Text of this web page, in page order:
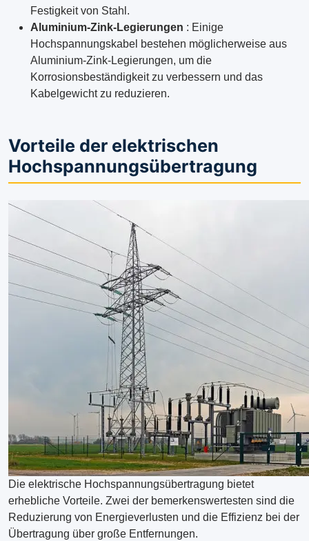
Festigkeit von Stahl.
Aluminium-Zink-Legierungen : Einige
Hochspannungskabel bestehen möglicherweise aus
Aluminium-Zink-Legierungen, um die
Korrosionsbeständigkeit zu verbessern und das
Kabelgewicht zu reduzieren.
Vorteile der elektrischen
Hochspannungsübertragung
Die elektrische Hochspannungsübertragung bietet
erhebliche Vorteile. Zwei der bemerkenswertesten sind die
Reduzierung von Energieverlusten und die Effizienz bei der
Übertragung über große Entfernungen.